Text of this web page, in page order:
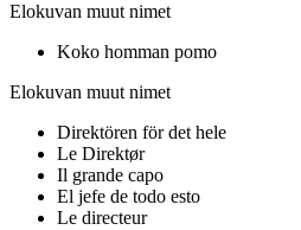
Elokuvan muut nimet
Koko homman pomo
Elokuvan muut nimet
Direktören för det hele
Le Direktør
Il grande capo
El jefe de todo esto
Le directeur